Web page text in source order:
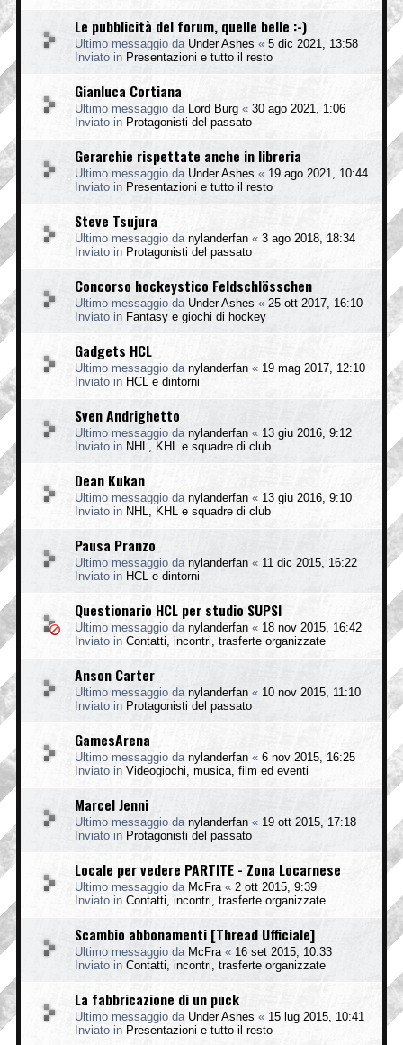
Le pubblicità del forum, quelle belle :-)
Ultimo messaggio da Under Ashes « 5 dic 2021, 13:58
Inviato in Presentazioni e tutto il resto
Gianluca Cortiana
Ultimo messaggio da Lord Burg « 30 ago 2021, 1:06
Inviato in Protagonisti del passato
Gerarchie rispettate anche in libreria
Ultimo messaggio da Under Ashes « 19 ago 2021, 10:44
Inviato in Presentazioni e tutto il resto
Steve Tsujura
Ultimo messaggio da nylanderfan « 3 ago 2018, 18:34
Inviato in Protagonisti del passato
Concorso hockeystico Feldschlösschen
Ultimo messaggio da Under Ashes « 25 ott 2017, 16:10
Inviato in Fantasy e giochi di hockey
Gadgets HCL
Ultimo messaggio da nylanderfan « 19 mag 2017, 12:10
Inviato in HCL e dintorni
Sven Andrighetto
Ultimo messaggio da nylanderfan « 13 giu 2016, 9:12
Inviato in NHL, KHL e squadre di club
Dean Kukan
Ultimo messaggio da nylanderfan « 13 giu 2016, 9:10
Inviato in NHL, KHL e squadre di club
Pausa Pranzo
Ultimo messaggio da nylanderfan « 11 dic 2015, 16:22
Inviato in HCL e dintorni
Questionario HCL per studio SUPSI
Ultimo messaggio da nylanderfan « 18 nov 2015, 16:42
Inviato in Contatti, incontri, trasferte organizzate
Anson Carter
Ultimo messaggio da nylanderfan « 10 nov 2015, 11:10
Inviato in Protagonisti del passato
GamesArena
Ultimo messaggio da nylanderfan « 6 nov 2015, 16:25
Inviato in Videogiochi, musica, film ed eventi
Marcel Jenni
Ultimo messaggio da nylanderfan « 19 ott 2015, 17:18
Inviato in Protagonisti del passato
Locale per vedere PARTITE - Zona Locarnese
Ultimo messaggio da McFra « 2 ott 2015, 9:39
Inviato in Contatti, incontri, trasferte organizzate
Scambio abbonamenti [Thread Ufficiale]
Ultimo messaggio da McFra « 16 set 2015, 10:33
Inviato in Contatti, incontri, trasferte organizzate
La fabbricazione di un puck
Ultimo messaggio da Under Ashes « 15 lug 2015, 10:41
Inviato in Presentazioni e tutto il resto